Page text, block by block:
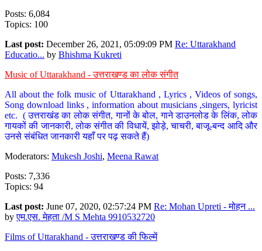
Posts: 6,084
Topics: 100
Last post: December 26, 2021, 05:09:09 PM Re: Uttarakhand
Educatio... by Bhishma Kukreti
Music of Uttarakhand - उत्तराखण्ड का लोक संगीत
All about the folk music of Uttarakhand , Lyrics , Videos of songs,
Song download links , information about musicians ,singers, lyricist
etc. ( उत्तराखंड का लोक संगीत, गानों के बोल, गाने डाउनलोड के लिंक, लोक
गायकों की जानकारी, लोक संगीत की विधायें, झोड़े, चाचरी, बाजू-बन्द आदि और
उनसे संबंधित जानकारी यहाँ पर पढ़ सकते हैं)
Moderators: Mukesh Joshi, Meena Rawat
Posts: 7,336
Topics: 94
Last post: June 07, 2020, 02:57:24 PM Re: Mohan Upreti - मोहन ...
byएम.एस. मेहता /M S Mehta 9910532720
Films of Uttarakhand - उत्तराखण्ड की फिल्में